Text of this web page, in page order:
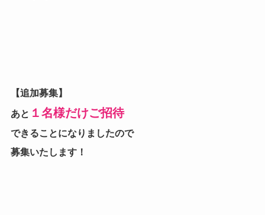
【追加募集】
あと １名様だけご招待
できることになりましたので
募集いたします！